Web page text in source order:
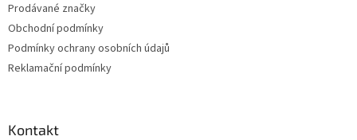
Prodávané značky
Obchodní podmínky
Podmínky ochrany osobních údajů
Reklamační podmínky
Kontakt